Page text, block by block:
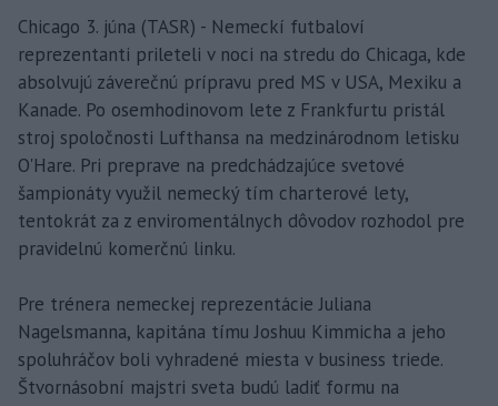
Chicago 3. júna (TASR) - Nemeckí futbaloví
reprezentanti prileteli v noci na stredu do Chicaga, kde
absolvujú záverečnú prípravu pred MS v USA, Mexiku a
Kanade. Po osemhodinovom lete z Frankfurtu pristál
stroj spoločnosti Lufthansa na medzinárodnom letisku
O'Hare. Pri preprave na predchádzajúce svetové
šampionáty využil nemecký tím charterové lety,
tentokrát za z enviromentálnych dôvodov rozhodol pre
pravidelnú komerčnú linku.
Pre trénera nemeckej reprezentácie Juliana
Nagelsmanna, kapitána tímu Joshuu Kimmicha a jeho
spoluhráčov boli vyhradené miesta v business triede.
Štvornásobní majstri sveta budú ladiť formu na